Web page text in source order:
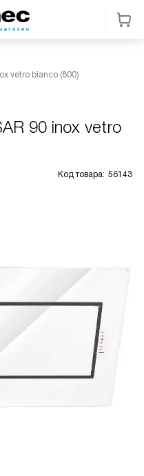
vetro bianco (800)
90 inox vetro
Код товара: 56143